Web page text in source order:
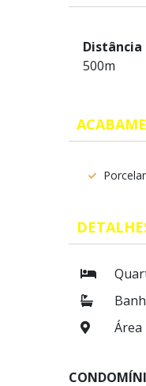
Distância
500m
Área